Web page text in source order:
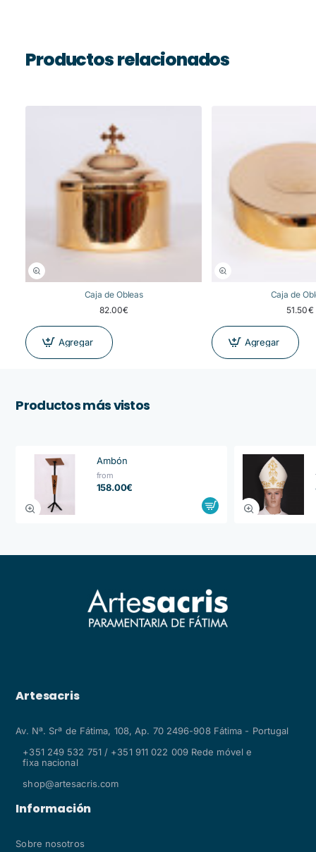
Productos relacionados
Caja de Obleas
82.00€
Agregar
Caja de
51.50€
Agregar
Productos más vistos
Ambón
from
158.00€
Artesacris
Av. Nª. Srª de Fátima, 108, Ap. 70 2496-908 Fátima - Portugal
+351 249 532 751 / +351 911 022 009 Rede móvel e
fixa nacional
shop@artesacris.com
Información
Sobre nosotros